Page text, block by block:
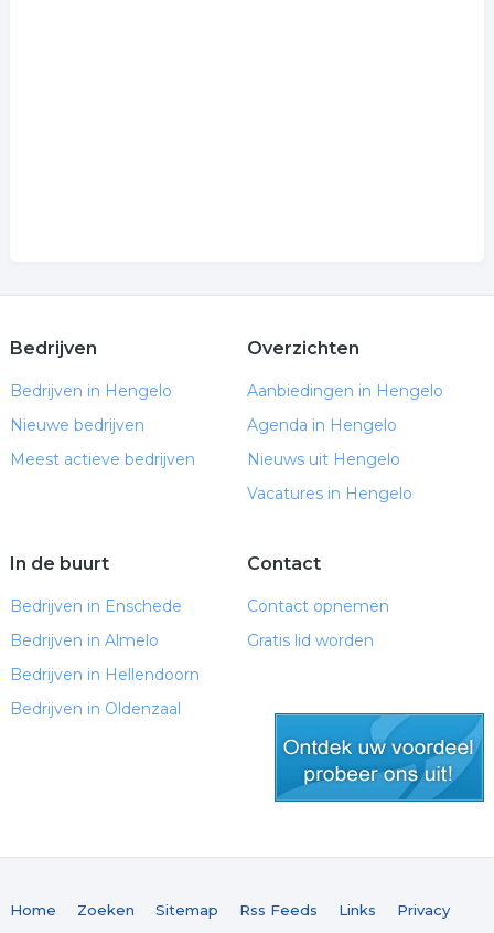
Bedrijven
Bedrijven in Hengelo
Nieuwe bedrijven
Meest actieve bedrijven
Overzichten
Aanbiedingen in Hengelo
Agenda in Hengelo
Nieuws uit Hengelo
Vacatures in Hengelo
In de buurt
Bedrijven in Enschede
Bedrijven in Almelo
Bedrijven in Hellendoorn
Bedrijven in Oldenzaal
Contact
Contact opnemen
Gratis lid worden
Home Zoeken Sitemap Rss Feeds Links Privacy